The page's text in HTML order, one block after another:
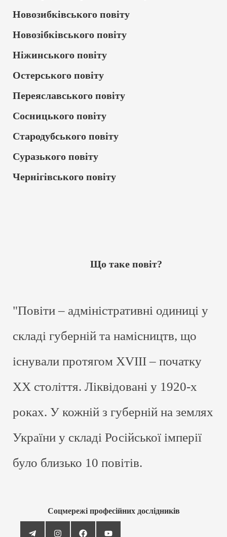
Новозибківського повіту
Новозібківського повіту
Ніжинського повіту
Остерського повіту
Переяславського повіту
Сосницького повіту
Стародубського повіту
Суразького повіту
Чернігівського повіту
Що таке повіт?
"Повіти – адміністративні одиниці у
складі губерній та намісництв, що
існували протягом XVIII – початку
ХХ століття. Ліквідовані у 1920-х
роках. У кожній з губерній на землях
України у складі Російської імперії
було близько 10 повітів.
Соцмережі професійних дослідників